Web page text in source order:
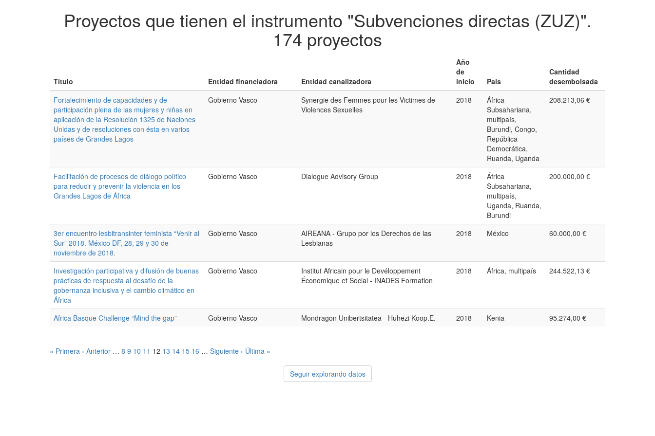
Proyectos que tienen el instrumento "Subvenciones directas (ZUZ)".
174 proyectos
Título Entidad financiadora Entidad canalizadora
Año
de
inicio
País
Cantidad
desembolsada
Fortalecimiento de capacidades y de
participación plena de las mujeres y niñas en
aplicación de la Resolución 1325 de Naciones
Unidas y de resoluciones con ésta en varios
países de Grandes Lagos
Gobierno Vasco
Synergie des Femmes pour les Victimes de
Violences Sexuelles
2018
África
Subsahariana,
multipaís,
Burundi, Congo,
República
Democrática,
Ruanda, Uganda
208.213,06 €
Facilitación de procesos de diálogo político
para reducir y prevenir la violencia en los
Grandes Lagos de África
Gobierno Vasco Dialogue Advisory Group 2018
África
Subsahariana,
multipaís,
Uganda, Ruanda,
Burundi
200.000,00 €
3er encuentro lesbitransinter feminista “Venir al
Sur” 2018. México DF, 28, 29 y 30 de
noviembre de 2018.
Gobierno Vasco
AIREANA - Grupo por los Derechos de las
Lesbianas
2018 México 60.000,00 €
Investigación participativa y difusión de buenas
prácticas de respuesta al desafío de la
gobernanza inclusiva y el cambio climático en
África
Gobierno Vasco
Institut Africain pour le Devéloppement
Économique et Social - INADES Formation
2018 África, multipaís 244.522,13 €
Africa Basque Challenge “Mind the gap” Gobierno Vasco Mondragon Unibertsitatea - Huhezi Koop.E. 2018 Kenia 95.274,00 €
« Primera ‹ Anterior … 8 9 10 11 12 13 14 15 16 … Siguiente › Última »
Seguir explorando datos